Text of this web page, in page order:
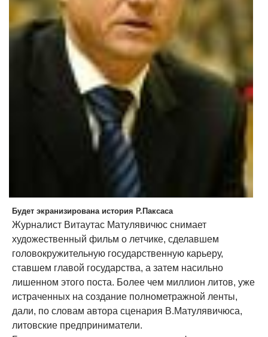
Будет экранизирована история Р.Паксаса
Журналист Витаутас Матулявичюс снимает
художественный фильм о летчике, сделавшем
головокружительную государственную карьеру,
ставшем главой государства, а затем насильно
лишенном этого поста. Более чем миллион литов, уже
истраченных на создание полнометражной ленты,
дали, по словам автора сценария В.Матулявичюса,
литовские предприниматели.